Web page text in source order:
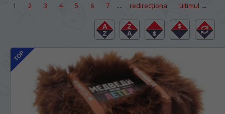
1 2 3 4 5 6 7 .... redirecţiona ultimul →